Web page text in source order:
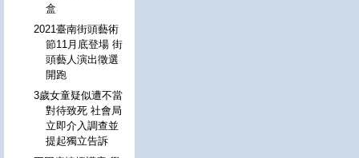
盒
2021臺南街頭藝術
節11月底登場 街
頭藝人演出徵選
開跑
3歲女童疑似遭不當
對待致死 社會局
立即介入調查並
提起獨立告訴